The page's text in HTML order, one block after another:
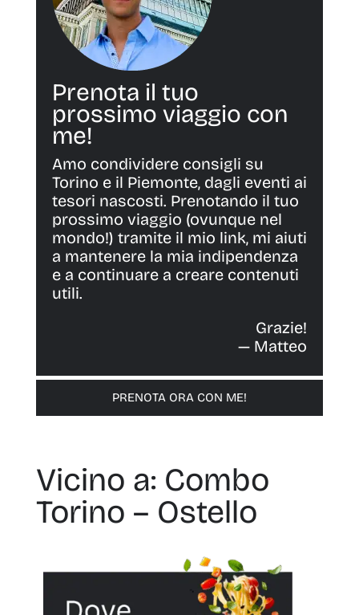
Prenota il tuo
prossimo viaggio con
me!
Amo condividere consigli su
Torino e il Piemonte, dagli eventi ai
tesori nascosti. Prenotando il tuo
prossimo viaggio (ovunque nel
mondo!) tramite il mio link, mi aiuti
a mantenere la mia indipendenza
e a continuare a creare contenuti
utili.
Grazie!
— Matteo
PRENOTA ORA CON ME!
Vicino a: Combo
Torino – Ostello